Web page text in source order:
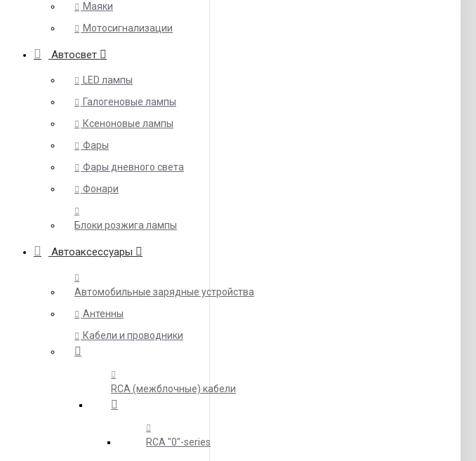
Маяки
Мотосигнализации
Автосвет
LED лампы
Галогеновые лампы
Ксеноновые лампы
Фары
Фары дневного света
Фонари
Блоки розжига лампы
Автоаксессуары
Автомобильные зарядные устройства
Антенны
Кабели и проводники
RCA (межблочные) кабели
RCA "0"-series